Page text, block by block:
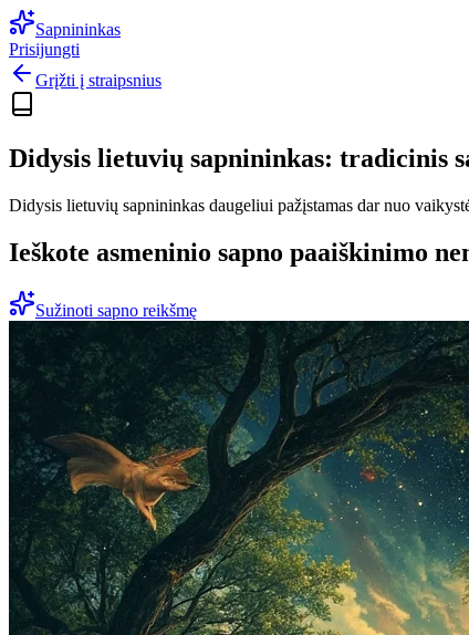
Sapnininkas
Prisijungti
Grįžti į straipsnius
Didysis lietuvių sapnininkas: tradicinis
Didysis lietuvių sapnininkas daugeliui pažįstamas dar nuo
Ieškote asmeninio sapno paaiškinimo
Sužinoti sapno reikšmę